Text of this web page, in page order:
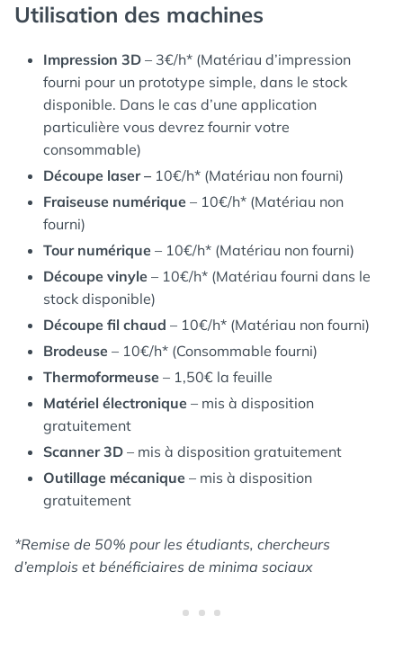
Utilisation des machines
Impression 3D – 3€/h* (Matériau d’impression
fourni pour un prototype simple, dans le stock
disponible. Dans le cas d’une application
particulière vous devrez fournir votre
consommable)
Découpe laser – 10€/h* (Matériau non fourni)
Fraiseuse numérique – 10€/h* (Matériau non
fourni)
Tour numérique – 10€/h* (Matériau non fourni)
Découpe vinyle – 10€/h* (Matériau fourni dans le
stock disponible)
Découpe fil chaud – 10€/h* (Matériau non fourni)
Brodeuse – 10€/h* (Consommable fourni)
Thermoformeuse – 1,50€ la feuille
Matériel électronique – mis à disposition
gratuitement
Scanner 3D – mis à disposition gratuitement
Outillage mécanique – mis à disposition
gratuitement
*Remise de 50% pour les étudiants, chercheurs
d’emplois et bénéficiaires de minima sociaux